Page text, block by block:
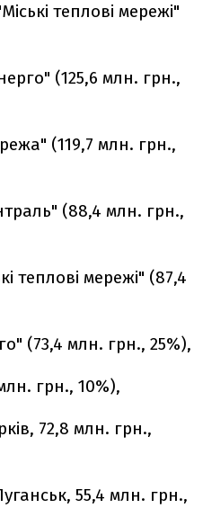
теплові мережі"
(125,6 млн. грн.,
(119,7 млн. грн.,
(88,4 млн. грн.,
теплові мережі" (87,4
(73,4 млн. грн., 25%),
грн., 10%),
72,8 млн. грн.,
55,4 млн. грн.,